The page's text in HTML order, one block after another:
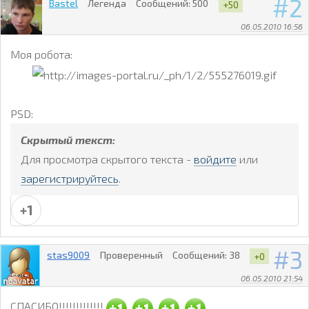
2
06.05.2010 16:56
Bastel Легенда Сообщений: 500 +50
Моя робота:
PSD:
Скрытый текст:
Для просмотра скрытого текста - войдите или
зарегистрируйтесь.
+1
3
06.05.2010 21:54
stas9009 Проверенный Сообщений: 38 +0
СПАСИБО!!!!!!!!!!!!!